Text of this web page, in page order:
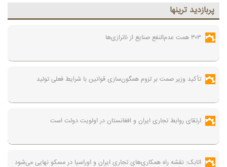
پربازديد ترينها
۳۰۳ همت عدم‌النفع صنایع از ناترازی‌ها
تأکید وزیر صمت بر لزوم همگون‌سازی قوانین با شرایط فعلی تولید
ارتقای روابط تجاری ایران و افغانستان در اولویت دولت است
اتابک: نقشه راه همکاری‌های تجاری ایران و اوراسیا در مسکو نهایی می‌شود